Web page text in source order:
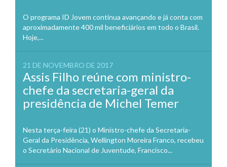
O programa ID Jovem continua avançando e já conta com
aproximadamente 400 mil beneficiários em todo o Brasil.
Hoje,...
21 DE NOVEMBRO DE 2017
Assis Filho reúne com ministro-
chefe da secretaria-geral da
presidência de Michel Temer
Nesta terça-feira (21) o Ministro-chefe da Secretaria-
Geral da Presidência, Wellington Moreira Franco, recebeu
o Secretário Nacional de Juventude, Francisco...